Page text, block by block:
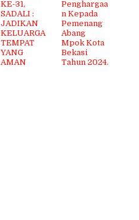
KE-31,
SADALI :
JADIKAN
KELUARGA
TEMPAT
YANG
AMAN
Penghargaa
n Kepada
Pemenang
Abang
Mpok Kota
Bekasi
Tahun 2024.